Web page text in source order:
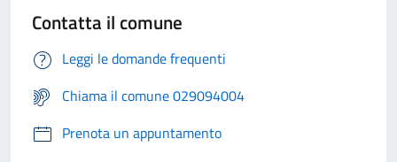
Contatta il comune
Leggi le domande frequenti
Chiama il comune 029094004
Prenota un appuntamento